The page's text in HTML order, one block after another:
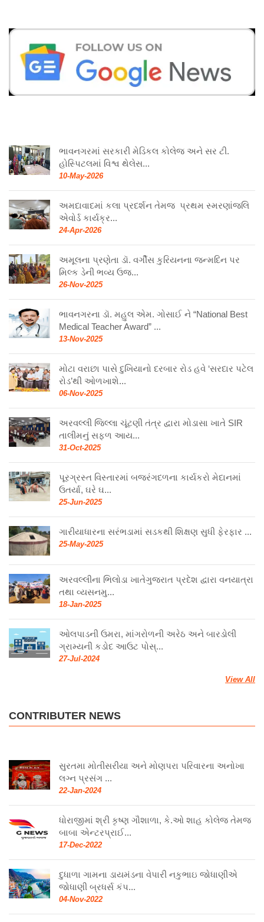
ભાવનગરમાં સરકારી મેડિકલ કોલેજ અને સર ટી.
હોસ્પિટલમાં વિશ્વ થેલેસ...
10-May-2026
અમદાવાદમાં કલા પ્રદર્શન તેમજ પ્રથમ સ્મરણાંજલિ
એવોર્ડ કાર્યક્ર...
24-Apr-2026
અમૂલના પ્રણેતા ડૉ. વર્ગીસ કુરિયનના જન્મદિન પર
મિલ્ક ડેની ભવ્ય ઉજ...
26-Nov-2025
ભાવનગરના ડૉ. મહુલ એમ. ગોસાઈ ને “National Best
Medical Teacher Award” ...
13-Nov-2025
મોટા વરાછા પાસે દુખિયાનો દરબાર રોડ હવે ‘સરદાર પટેલ
રોડ’થી ઓળખાશે...
06-Nov-2025
અરવલ્લી જિલ્લા ચૂંટણી તંત્ર દ્વારા મોડાસા ખાતે SIR
તાલીમનું સફળ આય...
31-Oct-2025
પૂરગ્રસ્ત વિસ્તારમાં બજરંગદળના કાર્યકરો મેદાનમાં
ઉતર્યા, ઘરે ઘ...
25-Jun-2025
ગારીયાધારના સરંભડામાં સડકથી શિક્ષણ સુધી ફેરફાર ...
25-May-2025
અરવલ્લીના ભિલોડા ખાતેગુજરાત પ્રદેશ દ્વારા વનયાત્રા
તથા વ્યસનમુ...
18-Jan-2025
ઓલપાડની ઉમરા, માંગરોળની અરેઠ અને બારડોલી
ગ્રામ્યની કડોદ આઉટ પોસ્...
27-Jul-2024
View All
CONTRIBUTER NEWS
સુરતમા મોતીસરીયા અને મોણપરા પરિવારના અનોખા
લગ્ન પ્રસંગ ...
22-Jan-2024
ધોરાજીમાં શ્રી કૃષ્ણ ગૌશાળા, કે.ઓ શાહ કોલેજ તેમજ
બાબા એન્ટરપ્રાઈ...
17-Dec-2022
દુધાળા ગામના ડાયમંડના વેપારી નકુભાઇ જોધાણીએ
જોધાણી બ્રધર્સ કંપ...
04-Nov-2022